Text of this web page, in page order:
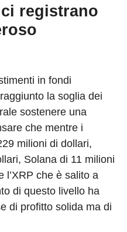
registrano
in fondi
la soglia dei
sostenere una
che mentre i
milioni di dollari,
Solana di 11 milioni
l’XRP che è salito a
di questo livello ha
di profitto solida ma di